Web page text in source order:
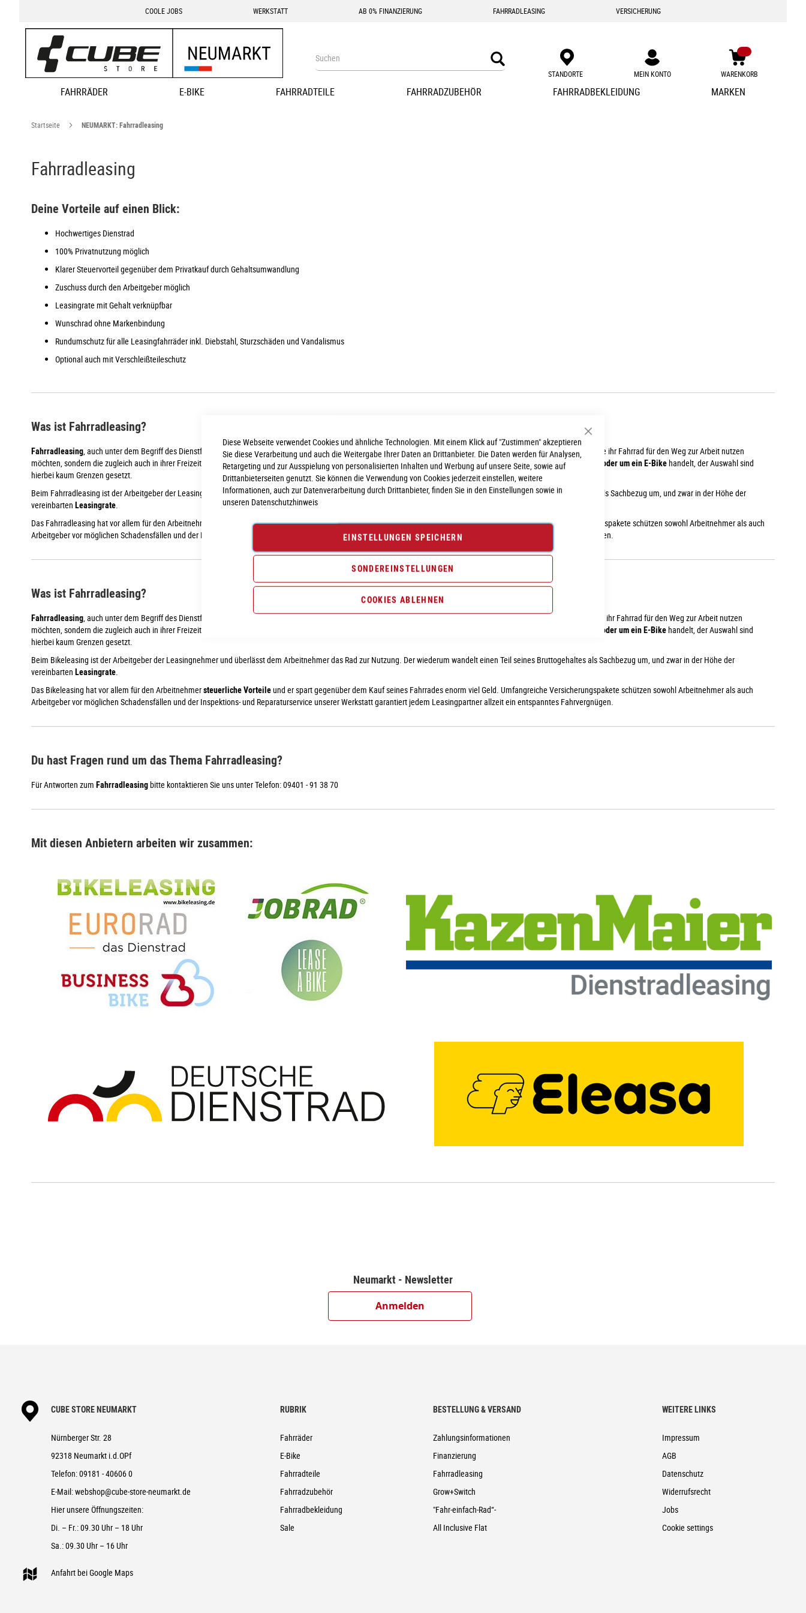
Schließen
Diese Webseite verwendet Cookies und ähnliche Technologien. Mit einem Klick auf "Zustimmen" akzeptieren
Sie diese Verarbeitung und auch die Weitergabe Ihrer Daten an Drittanbieter. Die Daten werden für Analysen,
Retargeting und zur Ausspielung von personalisierten Inhalten und Werbung auf unsere Seite, sowie auf
Drittanbieterseiten genutzt. Sie können die Verwendung von Cookies jederzeit einstellen, weitere
Informationen, auch zur Datenverarbeitung durch Drittanbieter, finden Sie in den Einstellungen sowie in
unseren Datenschutzhinweis
EINSTELLUNGEN SPEICHERN
SONDEREINSTELLUNGEN
COOKIES ABLEHNEN
COOLE JOBS WERKSTATT AB 0% FINANZIERUNG FAHRRADLEASING VERSICHERUNG
MEIN KONTO WARENKORB
Search Search STANDORTE
FAHRRÄDER E-BIKE FAHRRADTEILE FAHRRADZUBEHÖR FAHRRADBEKLEIDUNG MARKEN
Startseite NEUMARKT: Fahrradleasing
Fahrradleasing
Deine Vorteile auf einen Blick:
Hochwertiges Dienstrad
100% Privatnutzung möglich
Klarer Steuervorteil gegenüber dem Privatkauf durch Gehaltsumwandlung
Zuschuss durch den Arbeitgeber möglich
Leasingrate mit Gehalt verknüpfbar
Wunschrad ohne Markenbindung
Rundumschutz für alle Leasingfahrräder inkl. Diebstahl, Sturzschäden und Vandalismus
Optional auch mit Verschleißteileschutz
Was ist Fahrradleasing?
Fahrradleasing , auch unter dem Begriff des Dienstfahrrad-Modell bekannt, ist als Form der Entgeltumwandlung nicht nur für Arbeitnehmer und Selbständige interessant
, die ihr Fahrrad für den Weg zur Arbeit nutzen
möchten, sondern die zugleich auch in ihrer Freizeit auf ihr hochwertiges Wunschbike nicht verzichten wollen. Dabei spielt es keine Rolle, ob es sich um einRennrad, Cityrad oder um ein E-Bikehandelt, der Auswahl sind
hierbei kaum Grenzen gesetzt.
Beim Fahrradleasing ist der Arbeitgeber der Leasingnehmer und überlässt dem Arbeitnehmer das Rad zur Nutzung. Der wiederum wandelt einen Teil seines Bruttogehaltes als Sachbezug um, und zwar in der Höhe der
vereinbarten Leasingrate
Das Fahrradleasing hat vor allem für den Arbeitnehmer
steuerliche Vorteileund er spart gegenüber dem Kauf seines Fahrrades enorm viel Geld. Umfangreiche Versicherungspakete schützen sowohl Arbeitnehmer als auch
Arbeitgeber vor möglichen Schadensfällen und der Inspektions- und Reparaturservice unserer Werkstatt garantiert jedem Leasingpartner allzeit ein entspanntes Fahrvergnügen.
Was ist Fahrradleasing?
Fahrradleasing , auch unter dem Begriff des Dienstfahrrad-Modell bekannt, ist als Form der Entgeltumwandlung nicht nurfür Arbeitnehmer und Selbständige interessant
, die ihr Fahrrad für den Weg zur Arbeit nutzen
möchten, sondern die zugleich auch in ihrer Freizeit auf ihr hochwertiges Wunschbike nicht verzichten wollen. Dabei spielt es keine Rolle, ob es sich um ein R
ennrad, Cityrad oder um ein E-Bikehandelt, der Auswahl sind
hierbei kaum Grenzen gesetzt.
Beim Bikeleasing ist der Arbeitgeber der Leasingnehmer und überlässt dem Arbeitnehmer das Rad zur Nutzung. Der wiederum wandelt einen Teil seines Bruttogehaltes als Sachbezug um, und zwar in der Höhe der
vereinbarten Leasingrate
Das Bikeleasing hat vor allem für den Arbeitnehmersteuerliche Vorteileund er spart gegenüber dem Kauf seines Fahrrades enorm viel Geld. Umfangreiche Versicherungspakete schützen sowohl Arbeitnehmer als auch
Arbeitgeber vor möglichen Schadensfällen und der Inspektions- und Reparaturservice unserer Werkstatt garantiert jedem Leasingpartner allzeit ein entspanntes Fahrvergnügen.
Du hast Fragen rund um das Thema Fahrradleasing?
Für Antworten zum Fahrradleasingbitte kontaktieren Sie uns unter Telefon:09401 - 91 38 70
Mit diesen Anbietern arbeiten wir zusammen:
Neumarkt - Newsletter
Anmelden
CUBE STORE NEUMARKT
Nürnberger Str. 28
92318 Neumarkt i.d.OPf
Telefon:09181 - 40606 0
E-Mail:webshop@cube-store-neumarkt.de
Hier unsere Öffnungszeiten:
Di. – Fr.: 09.30 Uhr – 18 Uhr
Sa.: 09.30 Uhr – 16 Uhr
Anfahrt bei Google Maps
RUBRIK
Fahrräder
E-Bike
Fahrradteile
Fahrradzubehör
Fahrradbekleidung
Sale
BESTELLUNG & VERSAND
Zahlungsinformationen
Finanzierung
Fahrradleasing
Grow+Switch
"Fahr-einfach-Rad“-
All Inclusive Flat
WEITERE LINKS
Impressum
AGB
Datenschutz
Widerrufsrecht
Jobs
Cookie settings